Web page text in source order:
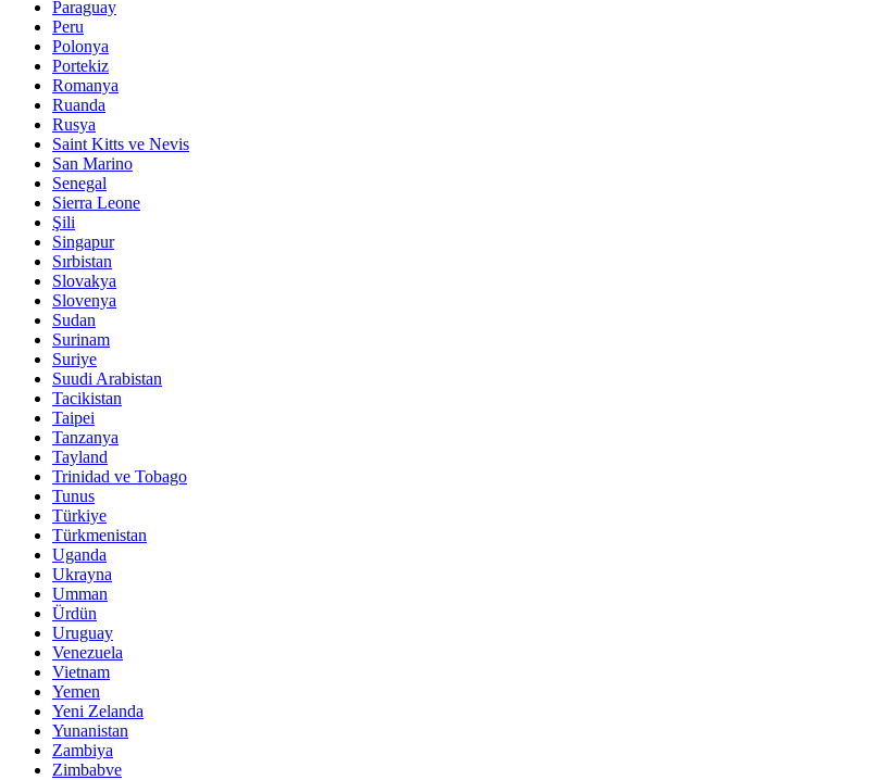
Paraguay
Peru
Polonya
Portekiz
Romanya
Ruanda
Rusya
Saint Kitts ve Nevis
San Marino
Senegal
Sierra Leone
Şili
Singapur
Sırbistan
Slovakya
Slovenya
Sudan
Surinam
Suriye
Suudi Arabistan
Tacikistan
Taipei
Tanzanya
Tayland
Trinidad ve Tobago
Tunus
Türkiye
Türkmenistan
Uganda
Ukrayna
Umman
Ürdün
Uruguay
Venezuela
Vietnam
Yemen
Yeni Zelanda
Yunanistan
Zambiya
Zimbabve